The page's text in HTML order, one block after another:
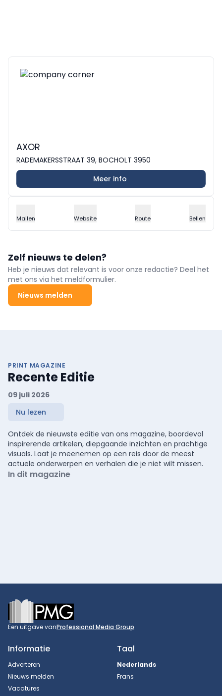
AXOR
RADEMAKERSSTRAAT 39, BOCHOLT 3950
Meer info
Mailen Website Route Bellen
Zelf nieuws te delen?
Heb je nieuws dat relevant is voor onze redactie? Deel het
met ons via het meldformulier.
Nieuws melden
PRINT MAGAZINE
Recente Editie
09 juli 2026
Nu lezen
Ontdek de nieuwste editie van ons magazine, boordevol
inspirerende artikelen, diepgaande inzichten en prachtige
visuals. Laat je meenemen op een reis door de meest
actuele onderwerpen en verhalen die je niet wilt missen.
In dit magazine
Footer
Een uitgave vanProfessional Media Group
Informatie
Adverteren
Nieuws melden
Vacatures
Taal
Nederlands
Frans